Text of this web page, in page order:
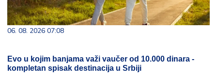
06. 08. 2026 07:08
Evo u kojim banjama važi vaučer od 10.000 dinara -
kompletan spisak destinacija u Srbiji